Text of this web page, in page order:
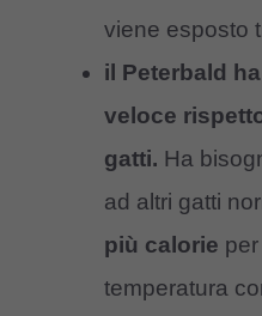
viene esposto
il Peterbald
veloce
gatti. Ha
ad altri gatti
più calorie
temperatura